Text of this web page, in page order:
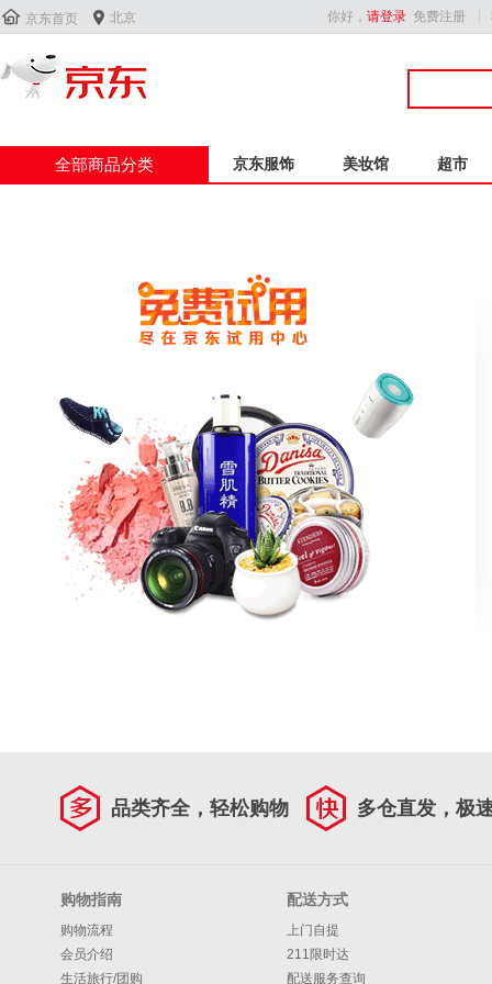
 京东首页  北京 你好， 请登录 免费注册
全部商品分类 京东服饰 美妆馆 超市
品类齐全，轻松购物 多仓直发，极
购物指南
购物流程
会员介绍
生活旅行/团购
配送方式
上门自提
211限时达
配送服务查询